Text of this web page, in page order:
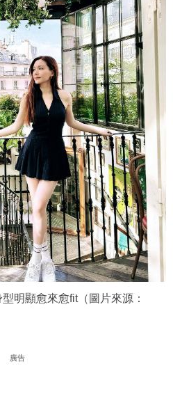
明顯愈來愈fit（圖片來源：
廣告